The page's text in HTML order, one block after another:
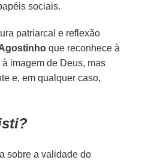
sociais.
patriarcal e reflexão
que reconhece à
imagem de Deus, mas
e, em qualquer caso,
sobre a validade do